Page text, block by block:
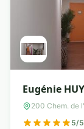
Eugénie
200 Chem. de
5/5